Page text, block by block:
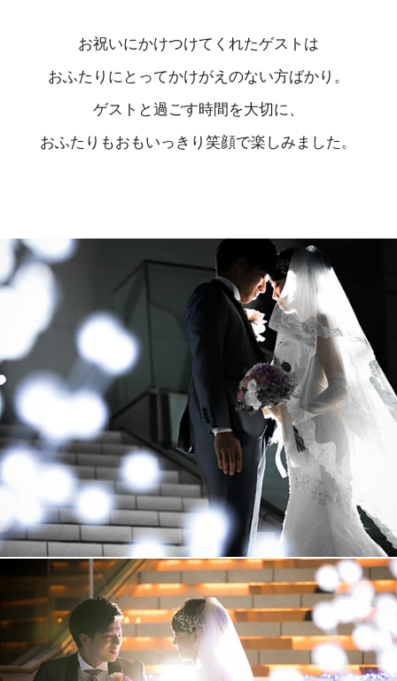
お祝いにかけつけてくれたゲストは
おふたりにとってかけがえのない方ばかり。
ゲストと過ごす時間を大切に、
おふたりもおもいっきり笑顔で楽しみました。